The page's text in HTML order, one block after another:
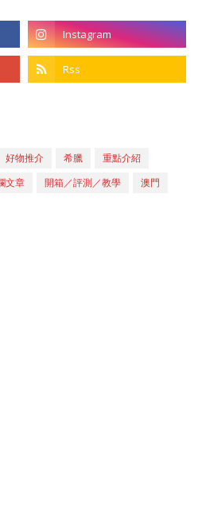
好物推介 希臘
重點介紹
文章 開箱／評測／教學
澳門